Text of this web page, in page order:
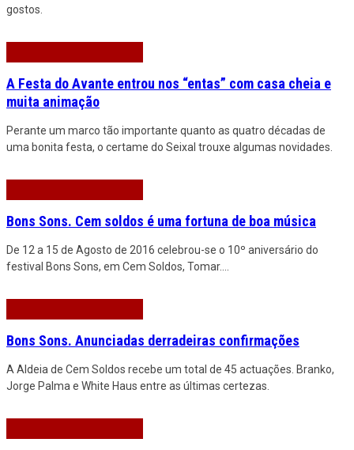
gostos.
A Festa do Avante entrou nos “entas” com casa cheia e
muita animação
Perante um marco tão importante quanto as quatro décadas de
uma bonita festa, o certame do Seixal trouxe algumas novidades.
Bons Sons. Cem soldos é uma fortuna de boa música
De 12 a 15 de Agosto de 2016 celebrou-se o 10º aniversário do
festival Bons Sons, em Cem Soldos, Tomar.
Bons Sons. Anunciadas derradeiras confirmações
A Aldeia de Cem Soldos recebe um total de 45 actuações. Branko,
Jorge Palma e White Haus entre as últimas certezas.